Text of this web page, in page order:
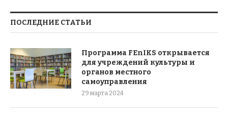
ПОСЛЕДНИЕ СТАТЬИ
Программа FEnIKS открывается
для учреждений культуры и
органов местного
самоуправления
29 марта 2024